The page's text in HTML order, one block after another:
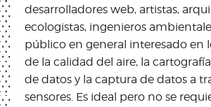
desarrolladores web, artistas,
ecologistas, ingenieros
público en general interesado en
de la calidad del aire, la
de datos y la captura de datos a
sensores. Es ideal pero no se